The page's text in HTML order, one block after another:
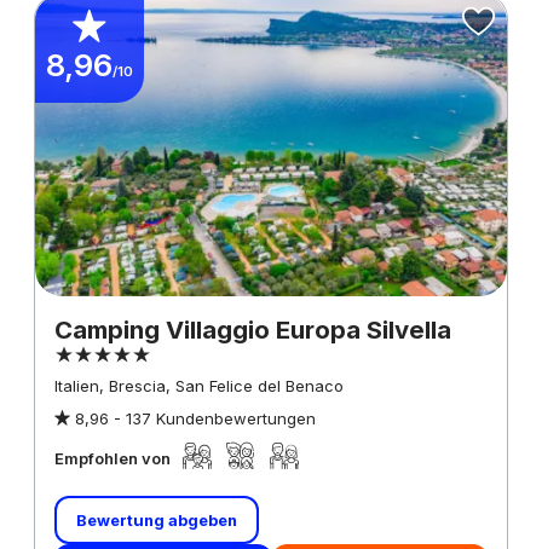
8,96/10
Camping Villaggio Europa Silvella
Italien, Brescia, San Felice del Benaco
8,96 - 137 Kundenbewertungen
Empfohlen von
Bewertung abgeben